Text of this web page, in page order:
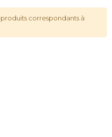
correspondants à